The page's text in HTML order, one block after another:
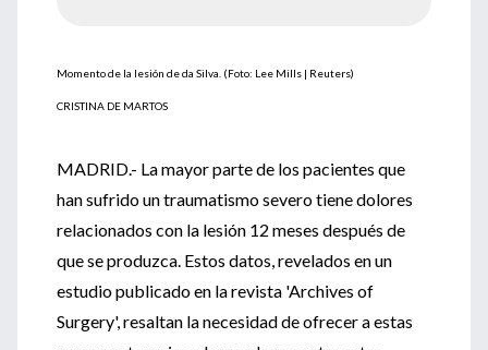
Momento de la lesión de da Silva. (Foto: Lee Mills | Reuters)
CRISTINA DE MARTOS
MADRID.- La mayor parte de los pacientes que
han sufrido un traumatismo severo tiene dolores
relacionados con la lesión 12 meses después de
que se produzca. Estos datos, revelados en un
estudio publicado en la revista 'Archives of
Surgery', resaltan la necesidad de ofrecer a estas